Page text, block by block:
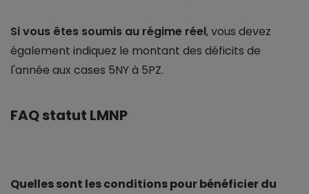
Si vous êtes soumis au régime réel, vous devez
également indiquez le montant des déficits de
l'année aux cases 5NY à 5PZ.
FAQ statut LMNP
Quelles sont les conditions pour bénéficier du